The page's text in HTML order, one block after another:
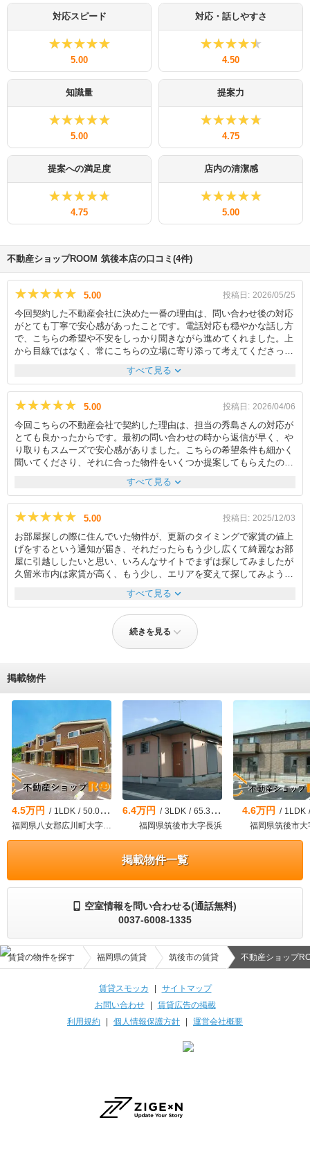
対応スピード
★★★★★
★★★★★
5.00
対応・話しやすさ
★★★★★
★★★★★
4.50
知識量
★★★★★
★★★★★
5.00
提案力
★★★★★
★★★★★
4.75
提案への満足度
★★★★★
★★★★★
4.75
店内の清潔感
★★★★★
★★★★★
5.00
不動産ショップROOM 筑後本店の口コミ(4件)
★★★★★
★★★★★ 5.00 投稿日: 2026/05/25
今回契約した不動産会社に決めた一番の理由は、問い合わせ後の対応
がとても丁寧で安心感があったことです。電話対応も穏やかな話し方
で、こちらの希望や不安をしっかり聞きながら進めてくれました。上
から目線ではなく、常にこちらの立場に寄り添って考えてくださった
点がとても印象に残っています。気になることを質問した際も、一つ
一つ分かりやすく説明してくださり、初めての引越し準備でも不安な
を何枚も撮影して送ってくださり、細かい部分まで確認できたのも非
常に助かりました。メールでのやり取りも返信が早く、こちらの疑問
点についてもすぐ確認して対応してくださったので、契約まで安心し
て進めることができました。さらに、車庫や洗濯機置き場のサイズま
で実際に測って教えてくださるなど、細かな気配りも本当にありがた
かったです。忙しい中でも丁寧に対応してくださり、とても信頼でき
る不動産会社だと感じました。
すべて見る expand_more
★★★★★
★★★★★ 5.00 投稿日: 2026/04/06
今回こちらの不動産会社で契約した理由は、担当の秀島さんの対応が
とても良かったからです。最初の問い合わせの時から返信が早く、や
り取りもスムーズで安心感がありました。こちらの希望条件も細かく
聞いてくださり、それに合った物件をいくつか提案してもらえたの
で、比較しながら納得して選ぶことができましたし、自分では気づか
なかった選択肢も知ることができて良かったです。 内見の際も、部
き、実際に住むイメージがしやすかったです。また、気になる点につ
いてもその場で丁寧に答えていただけたのが印象的でした。契約の手
続きについても一つ一つ分かりやすく説明してもらえたので、不安な
くスムーズに進めることができました。 全体的に親しみやすく話し
やすい雰囲気で、気軽に相談できたのが印象的でした。秀島さんに担
当していただいて本当に良かったですし、また機会があればぜひお願
すべて見る expand_more
★★★★★
★★★★★ 5.00 投稿日: 2025/12/03
お部屋探しの際に住んでいた物件が、更新のタイミングで家賃の値上
げをするという通知が届き、それだったらもう少し広くて綺麗なお部
屋に引越ししたいと思い、いろんなサイトでまずは探してみましたが
久留米市内は家賃が高く、もう少し、エリアを変えて探してみようと
のことで、実家に近い大善寺で探してみたら、ピンポイントでめちゃ
くちゃ条件ピッタリな物件が掲載されていて、すぐに問い合わせして
を紹介してくるわけでもなく、「この物件を見たいです」と言ったら
すぐにその物件に連れていってくれました。さらに、初期費用もそこ
まで出せないことを伝えたら、現在初期費用キャンペーンもしている
ペーンを使うには当月入居限定とのことで予定より早く引っ越す形に
なってしまいましたが、結論、早めに入居したことで引越業者を使わ
ず、自分たちで、荷物の搬入などできたので、そこが今になって考え
てみるとよかったなと思いました！いろいろタイミングが良く重なっ
て本当に良かったです♪
すべて見る expand_more
続きを見る
掲載物件
4.5万円 / 1LDK / 50.07m²
福岡県八女郡広川町大字広川
6.4万円 / 3LDK / 65.31m²
福岡県筑後市大字長浜
4.6万円 / 1LDK
福岡県筑後市大
掲載物件一覧
空室情報を問い合わせる(通話無料)
0037-6008-1335
賃貸の物件を探す 福岡県の賃貸 筑後市の賃貸 不動産ショップ
賃貸スモッカ
サイトマップ
お問い合わせ| 賃貸広告の掲載
利用規約
個人情報保護方針 運営会社概要